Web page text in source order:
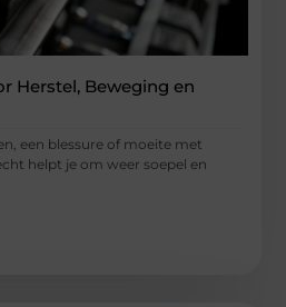
Herstel, Beweging en
een blessure of moeite met
helpt je om weer soepel en